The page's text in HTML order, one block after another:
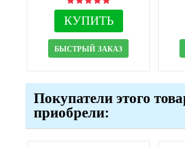
КУПИТЬ
БЫСТРЫЙ ЗАКАЗ
Покупатели этого
приобрели: